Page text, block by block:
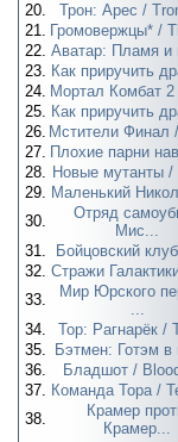
20.
Трон: Арес /
21. Громовержцы* /
22. Аватар: Пламя и
23. Как приручить
24. Мортал Комбат
25. Как приручить
26. Мстители Финал
27. Плохие парни
28. Новые мутанты /
29. Маленький
30.
Отряд
Мис...
31.
Бойцовский
32. Стражи
33.
Мир Юрского
...
34.
Тор: Рагнарёк /
35.
Бэтмен: Готэм в
36.
Бладшот /
37. Команда Тора /
38.
Крамер
Крамер...